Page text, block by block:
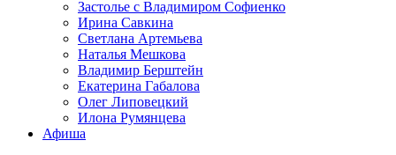
Застолье с Владимиром Софиенко
Ирина Савкина
Светлана Артемьева
Наталья Мешкова
Владимир Берштейн
Екатерина Габалова
Олег Липовецкий
Илона Румянцева
Афиша